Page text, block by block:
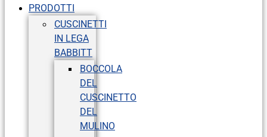
PRODOTTI
CUSCINETTI
IN LEGA
BABBITT
BOCCOLA
DEL
CUSCINETTO
DEL
MULINO